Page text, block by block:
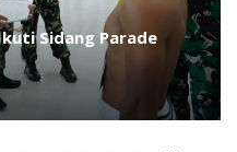
Sidang Parade